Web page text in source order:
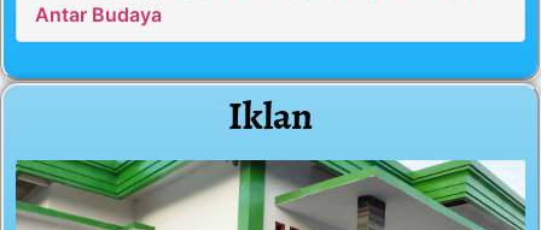
Antar Budaya
Iklan